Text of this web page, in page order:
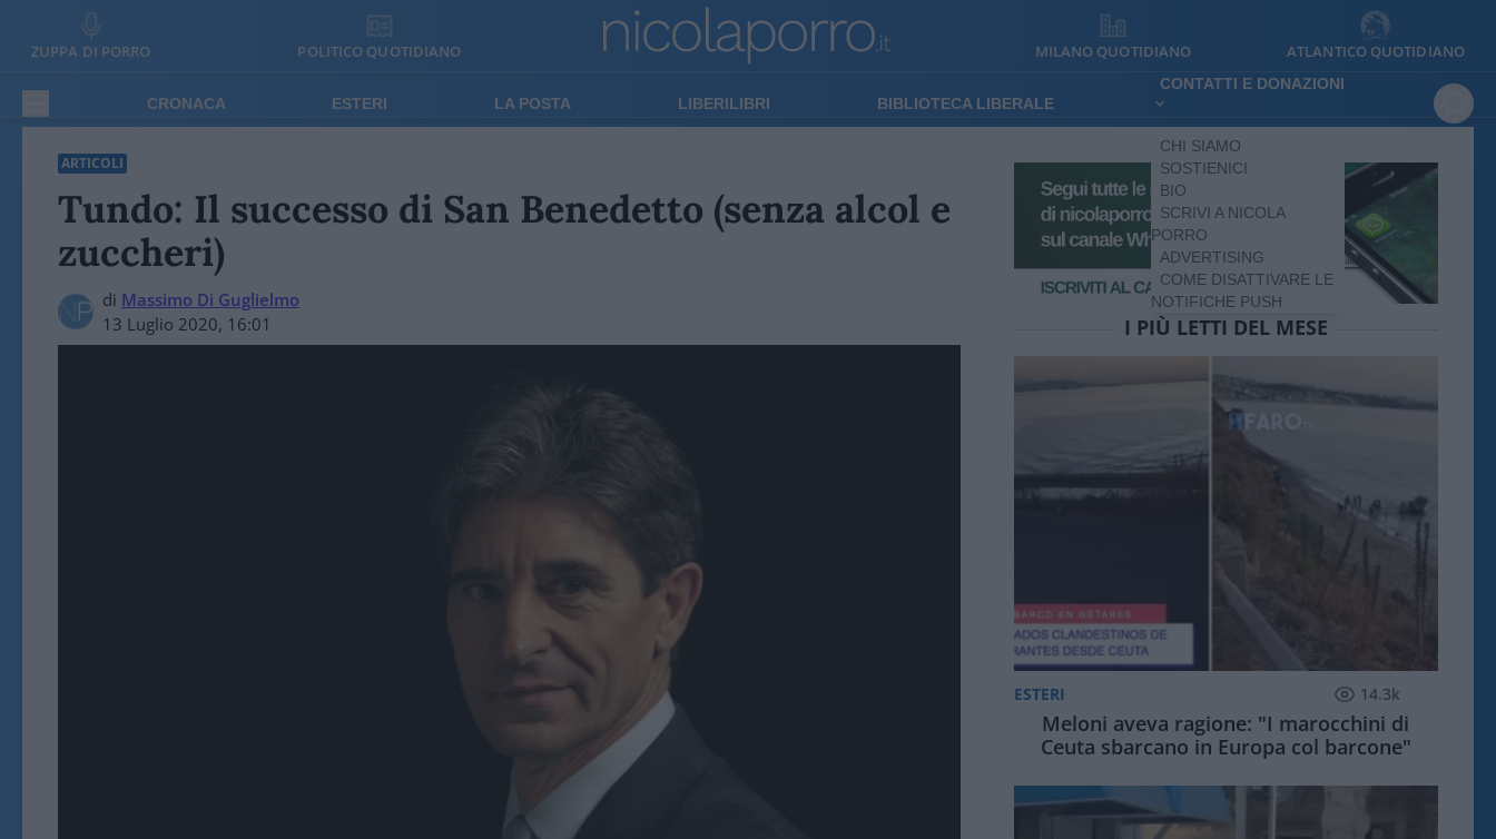
ZUPPA DI PORRO POLITICO QUOTIDIANO MILANO QUOTIDIANO ATLANTICO QUOTIDIANO
CRONACA ESTERI LA POSTA LIBERILIBRI BIBLIOTECA LIBERALE
CONTATTI E DONAZIONI
CHI SIAMO
SOSTIENICI
BIO
SCRIVI A NICOLA
PORRO
ADVERTISING
COME DISATTIVARE LE
NOTIFICHE PUSH
ARTICOLI
Tundo: Il successo di San Benedetto (senza alcol e
zuccheri)
di Massimo Di Guglielmo
13 Luglio 2020, 16:01
I PIÙ LETTI DEL MESE
ESTERI 14.3k
Meloni aveva ragione: "I marocchini di
Ceuta sbarcano in Europa col barcone"